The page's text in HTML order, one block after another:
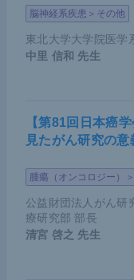
脳神経系疾患＞その他
東北大学大学院医
中里 信和 先生
【第81回日本癌
見たがん研究の意
腫瘍（オンコロジー）
公益財団法人がん研
療研究部 部長
清宮 啓之 先生